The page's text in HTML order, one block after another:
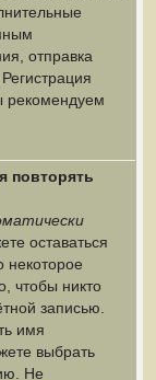
отправка
рекомендуем
повторять
оставаться
некоторое
чтобы никто
записью.
имя
выбрать
Не